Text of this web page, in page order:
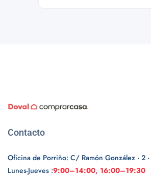
Contacto
Oficina de Porriño: C/ Ramón González · 2
Lunes-Jueves :9:00–14:00, 16:00–19:30